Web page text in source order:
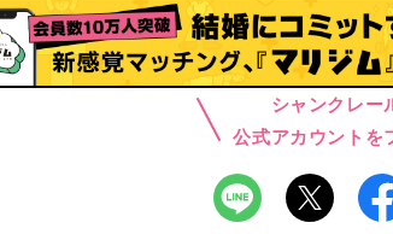
シャンクレー
公式アカウントを